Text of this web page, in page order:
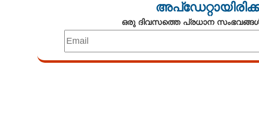
ഒരു ദിവസത്തെ പ്രധാന